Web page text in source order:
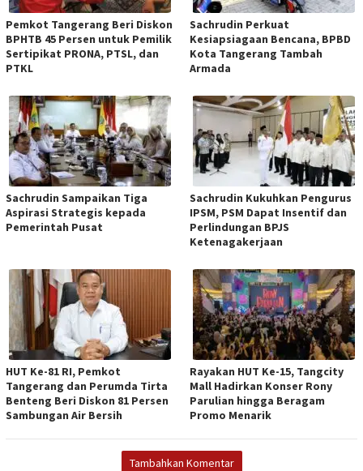
Pemkot Tangerang Beri Diskon
BPHTB 45 Persen untuk Pemilik
Sertipikat PRONA, PTSL, dan
PTKL
Sachrudin Perkuat
Kesiapsiagaan Bencana, BPBD
Kota Tangerang Tambah
Armada
Sachrudin Sampaikan Tiga
Aspirasi Strategis kepada
Pemerintah Pusat
Sachrudin Kukuhkan Pengurus
IPSM, PSM Dapat Insentif dan
Perlindungan BPJS
Ketenagakerjaan
HUT Ke-81 RI, Pemkot
Tangerang dan Perumda Tirta
Benteng Beri Diskon 81 Persen
Sambungan Air Bersih
Rayakan HUT Ke-15, Tangcity
Mall Hadirkan Konser Rony
Parulian hingga Beragam
Promo Menarik
Tambahkan Komentar